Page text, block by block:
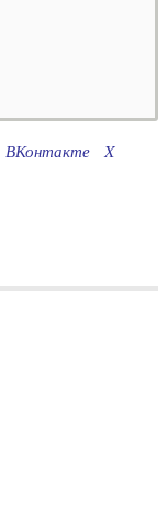
ВКонтакте
X